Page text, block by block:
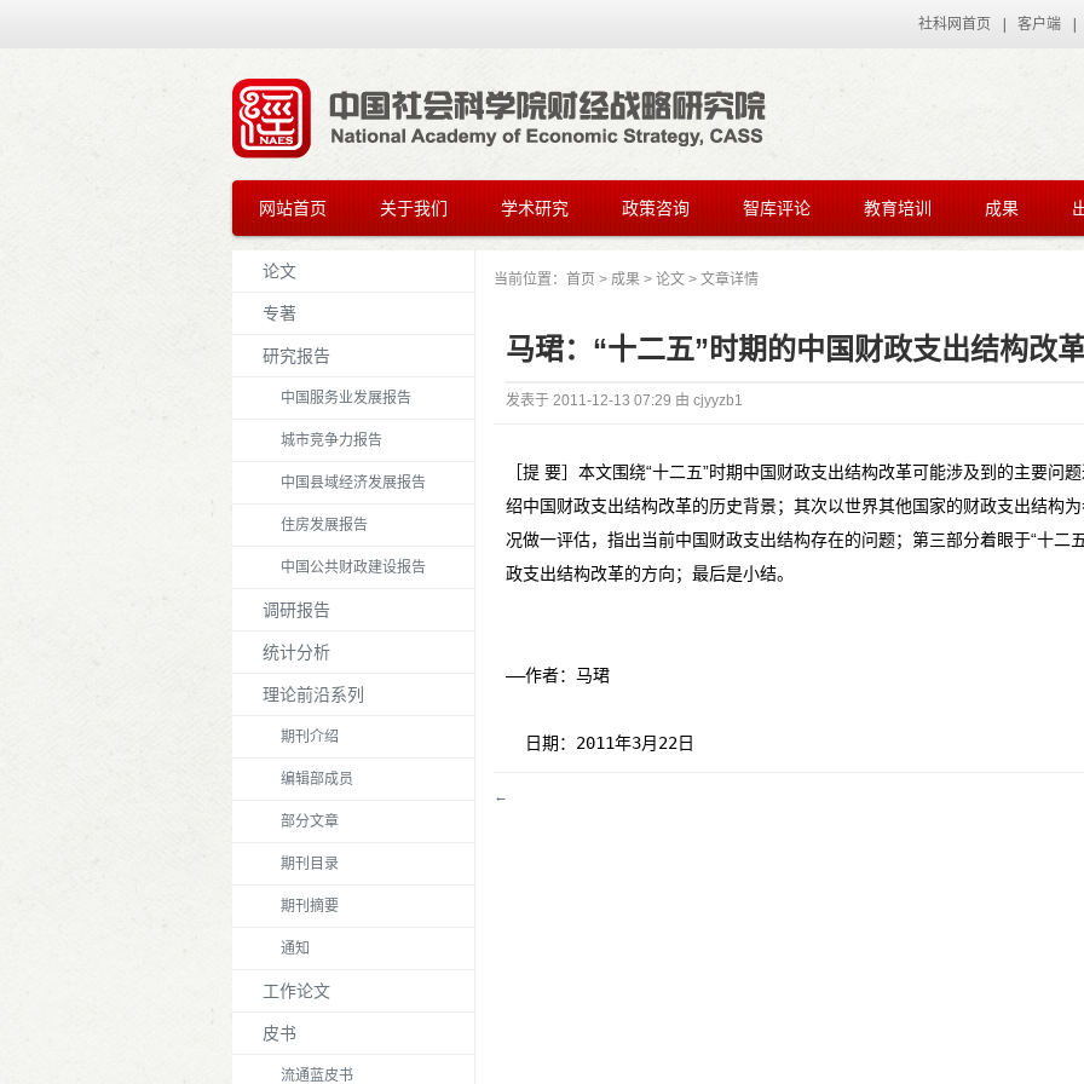
社科网首页 客户端
网站首页 关于我们 学术研究 政策咨询 智库评论 教育培训 成果
论文
专著
研究报告
中国服务业发展报告
城市竞争力报告
中国县域经济发展报告
住房发展报告
中国公共财政建设报告
调研报告
统计分析
理论前沿系列
期刊介绍
编辑部成员
部分文章
期刊目录
期刊摘要
通知
工作论文
皮书
流通蓝皮书
当前位置： 首页 > 成果 > 论文 > 文章详情
马珺：“十二五”时期的中国财政支出结构改
发表于 2011-12-13 07:29 由 cjyyzb1
［提 要］本文围绕“十二五”时期中国财政支出结构改革可能涉及到的主要问
绍中国财政支出结构改革的历史背景；其次以世界其他国家的财政支出结构
况做一评估，指出当前中国财政支出结构存在的问题；第三部分着眼于“十二
政支出结构改革的方向；最后是小结。
  日期：2011年3月22日
←